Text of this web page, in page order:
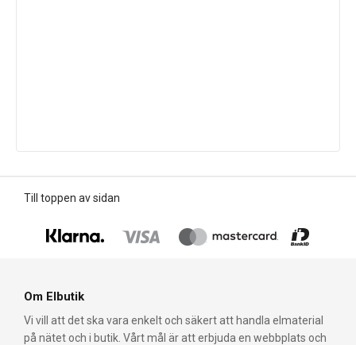
Till toppen av sidan
Om Elbutik
Vi vill att det ska vara enkelt och säkert att handla elmaterial
på nätet och i butik. Vårt mål är att erbjuda en webbplats och